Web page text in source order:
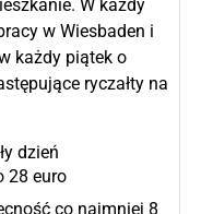
W każdy
w Wiesbaden i
każdy piątek o
ryczałty na
dzień
28 euro
co najmniej 8